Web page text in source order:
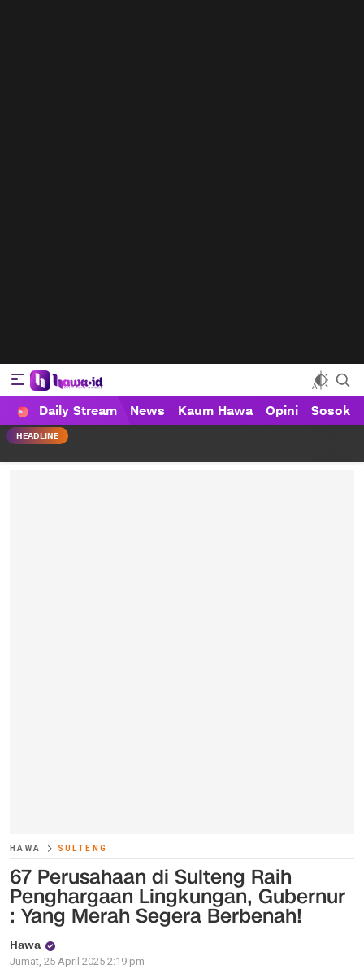
HAWA
Haluan Wanita Indonesia
Daily Stream News Kaum Hawa Opini Sosok
HEADLINE
HAWA SULTENG
67 Perusahaan di Sulteng Raih
Penghargaan Lingkungan, Gubernur
: Yang Merah Segera Berbenah!
Hawa
Jumat, 25 April 2025 2:19 pm